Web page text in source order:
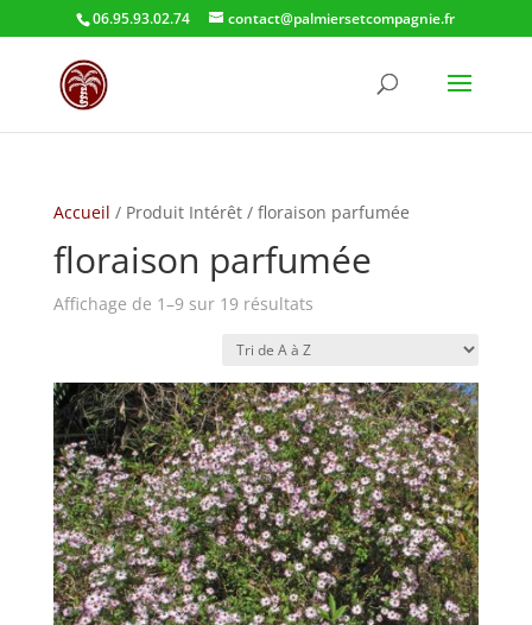
06.95.93.02.74 contact@palmiersetcompagnie.fr
Accueil / Produit Intérêt / floraison parfumée
floraison parfumée
Affichage de 1–9 sur 19 résultats